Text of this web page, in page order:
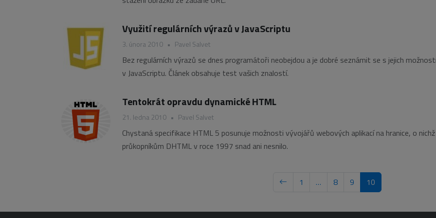
Využití regulárních výrazů v JavaScriptu
3. února 2010 • Pavel Salvet
Bez regulárních výrazů se dnes programátoři neobejdou a je dobré seznámit se s jejich
v JavaScriptu. Článek obsahuje test vašich znalostí.
Tentokrát opravdu dynamické HTML
21. ledna 2010 • Pavel Salvet
Chystaná specifikace HTML 5 posunuje možnosti vývojářů webových aplikací na hranice, o
průkopníkům DHTML v roce 1997 snad ani nesnilo.
1 … 8 9 10